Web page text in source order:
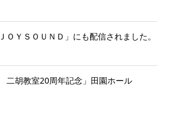
ＹＳＯＵＮＤ」にも配信されました。
胡教室20周年記念」田園ホール